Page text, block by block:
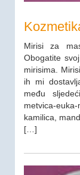
Mirisi za
Obogatite
mirisima.
ih mi
među
metvica-
kamilica,
[…]